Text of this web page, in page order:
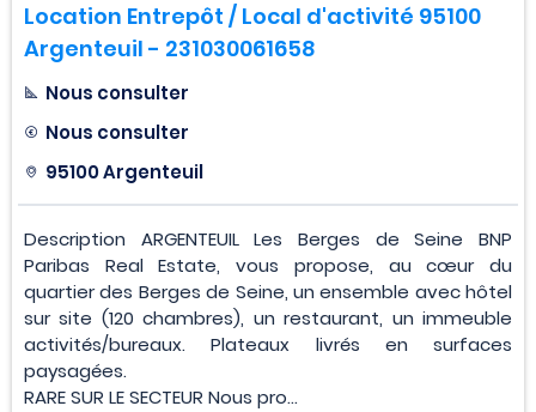
Location Entrepôt / Local d'activité 95100
Argenteuil - 231030061658
Nous consulter
Nous consulter
95100 Argenteuil
Description ARGENTEUIL Les Berges de Seine BNP
Paribas Real Estate, vous propose, au cœur du
quartier des Berges de Seine, un ensemble avec hôtel
sur site (120 chambres), un restaurant, un immeuble
activités/bureaux. Plateaux livrés en surfaces
paysagées.
RARE SUR LE SECTEUR Nous pro...